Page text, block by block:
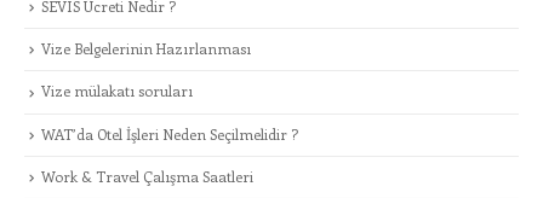
SEVIS Ücreti Nedir ?
Vize Belgelerinin Hazırlanması
Vize mülakatı soruları
WAT’da Otel İşleri Neden Seçilmelidir ?
Work & Travel Çalışma Saatleri